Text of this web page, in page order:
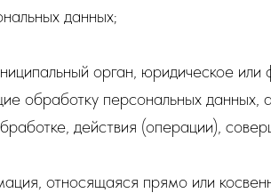
данных;
орган, юридическое
обработку персональных
действия (операции),
относящаяся прямо или